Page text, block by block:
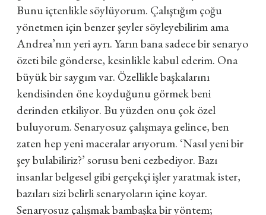
Bunu içtenlikle söylüyorum. Çalıştığım çoğu
yönetmen için benzer şeyler söyleyebilirim ama
Andrea’nın yeri ayrı. Yarın bana sadece bir senaryo
özeti bile gönderse, kesinlikle kabul ederim. Ona
büyük bir saygım var. Özellikle başkalarını
kendisinden öne koyduğunu görmek beni
derinden etkiliyor. Bu yüzden onu çok özel
buluyorum. Senaryosuz çalışmaya gelince, ben
zaten hep yeni maceralar arıyorum. ‘Nasıl yeni bir
şey bulabiliriz?’ sorusu beni cezbediyor. Bazı
insanlar belgesel gibi gerçekçi işler yaratmak ister,
bazıları sizi belirli senaryoların içine koyar.
Senaryosuz çalışmak bambaşka bir yöntem;